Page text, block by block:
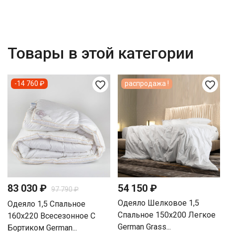
Товары в этой категории
favorite_border
83 030 ₽ 97 790 ₽
Одеяло 1,5 Спальное
160х220 Всесезонное С
Бортиком German...
-14 760 ₽ favorite_border
54 150 ₽
Одеяло Шелковое 1,5
Спальное 150х200 Легкое
German Grass...
распродажа !